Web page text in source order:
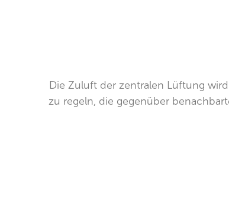
Die Zuluft der zentralen Lüftung
zu regeln, die gegenüber